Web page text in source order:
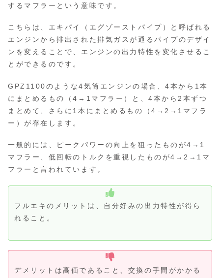
するマフラーという意味です。
こちらは、エキパイ（エグゾーストパイプ）と呼ばれる
エンジンから排出された排気ガスが通るパイプのデザイ
ンを変えることで、エンジンの出力特性を変化させるこ
とができるのです。
GPZ1100のような4気筒エンジンの場合、4本から1本
にまとめるもの（4→1マフラー）と、4本から2本ずつ
まとめて、さらに1本にまとめるもの（4→2→1マフラ
ー）が存在します。
一般的には、ピークパワーの向上を狙ったものが4→1
マフラー、低回転のトルクを重視したものが4→2→1マ
フラーと言われています。
フルエキのメリットは、自分好みの出力特性が得ら
れること。
デメリットは高価であること、交換の手間がかかる